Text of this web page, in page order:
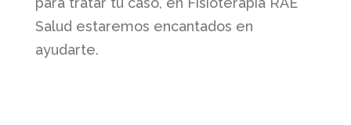
Salud estaremos encantados en
ayudarte.